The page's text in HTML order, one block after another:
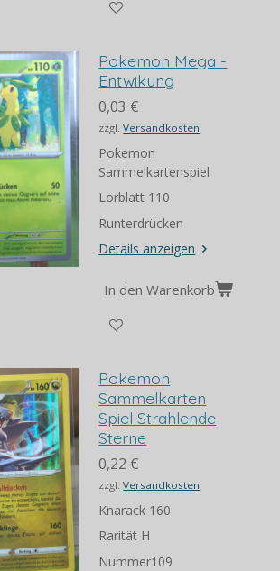
Pokemon Mega -
Entwikung
0,03 €
zzgl.Versandkosten
Pokemon
Sammelkartenspiel
Lorblatt 110
Runterdrücken
Details anzeigen
In den Warenkorb
Pokemon
Sammelkarten
Spiel Strahlende
Sterne
0,22 €
zzgl.Versandkosten
Knarack 160
Rarität H
Nummer109